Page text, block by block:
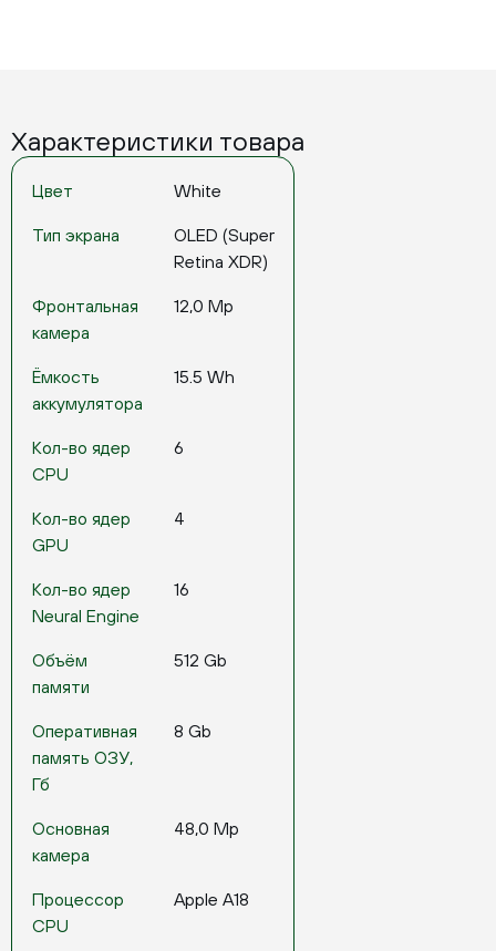
Характеристики товара
Цвет White
Тип экрана
OLED (Super
Retina XDR)
Фронтальная
камера
12,0 Mp
Ёмкость
аккумулятора
15.5 Wh
Кол-во ядер
CPU
6
Кол-во ядер
GPU
4
Кол-во ядер
Neural Engine
16
Объём
памяти
512 Gb
Оперативная
память ОЗУ,
Гб
8 Gb
Основная
камера
48,0 Mp
Процессор
CPU
Apple A18